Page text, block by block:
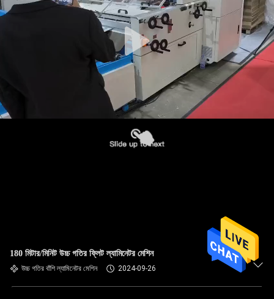
180 মিটার/মিনিট উচ্চ গতির ফ্লিট ল্যামিনেটর মেশিন
উচ্চ গতির বাঁশি ল্যামিনেটর মেশিন 2024-09-26